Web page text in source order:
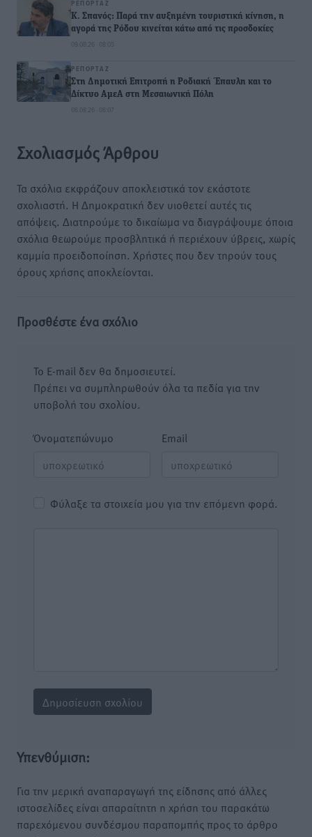
ΡΕΠΟΡΤΆΖ
Κ. Σπανός: Παρά την αυξημένη τουριστική κίνηση, η
αγορά της Ρόδου κινείται κάτω από τις προσδοκίες
09.08.26 · 08:05
ΡΕΠΟΡΤΆΖ
Στη Δημοτική Επιτροπή η Ροδιακή Έπαυλη και το
Δίκτυο ΑμεΑ στη Μεσαιωνική Πόλη
08.08.26 · 08:07
Σχολιασμός Άρθρου
Τα σχόλια εκφράζουν αποκλειστικά τον εκάστοτε
σχολιαστή. Η Δημοκρατική δεν υιοθετεί αυτές τις
απόψεις. Διατηρούμε το δικαίωμα να διαγράψουμε όποια
σχόλια θεωρούμε προσβλητικά ή περιέχουν ύβρεις, χωρίς
καμμία προειδοποίηση. Χρήστες που δεν τηρούν τους
όρους χρήσης αποκλείονται.
Προσθέστε ένα σχόλιο
Το E-mail δεν θα δημοσιευτεί.
Πρέπει να συμπληρωθούν όλα τα πεδία για την
υποβολή του σχολίου.
Όνοματεπώνυμο Email
Φύλαξε τα στοιχεία μου για την επόμενη φορά.
Υπενθύμιση:
Για την μερική αναπαραγωγή της είδησης από άλλες
ιστοσελίδες είναι απαραίτητη η χρήση του παρακάτω
παρεχόμενου συνδέσμου παραπομπής προς το άρθρο